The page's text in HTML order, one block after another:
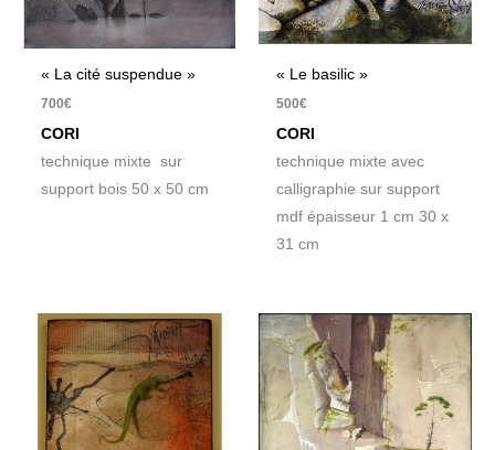
« La cité suspendue »
700€
CORI
technique mixte sur
support bois 50 x 50 cm
« Le basilic »
500€
CORI
technique mixte avec
calligraphie sur support
mdf épaisseur 1 cm 30 x
31 cm